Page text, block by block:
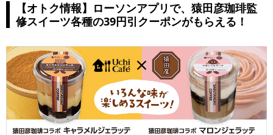
【オトク情報】ローソンアプリで、猿田彦珈琲監
修スイーツ各種の39円引クーポンがもらえる！